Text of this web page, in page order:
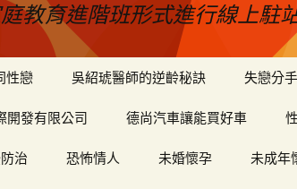
教育進階班形式進行線上駐
性戀 吳紹琥醫師的逆齡秘訣 失戀分手
開發有限公司 德尚汽車讓能買好車
治 恐怖情人 未婚懷孕 未成年